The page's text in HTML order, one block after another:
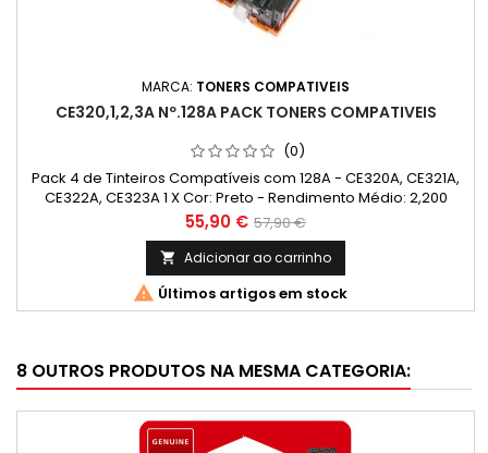
MARCA: TONERS COMPATIVEIS
CE320,1,2,3A Nº.128A PACK TONERS COMPATIVEIS
(0)
Pack 4 de Tinteiros Compatíveis com 128A - CE320A, CE321A,
CE322A, CE323A 1 X Cor: Preto - Rendimento Médio: 2,200
Páginas* 1 X Cor: Ciano - Rendimento Médio: 1,400 Páginas* 1
X Cor: Magenta - Rendimento Médio: 1,400 Páginas* 1 X Cor:
Amarelo - Rendimento Médio: 1,400 Páginas*
Preço
55,90 € Preço
normal
57,90 €
 Adicionar ao carrinho
 Últimos artigos em stock
8 OUTROS PRODUTOS NA MESMA CATEGORIA: